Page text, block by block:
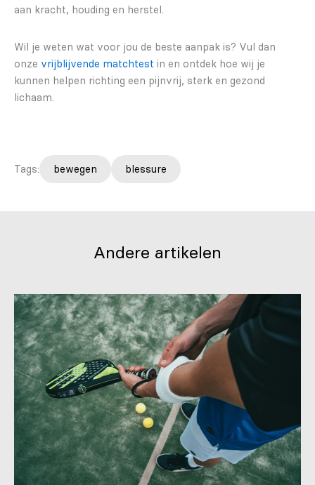
aan kracht, houding en herstel.
Wil je weten wat voor jou de beste aanpak is? Vul dan
onze vrijblijvende matchtest in en ontdek hoe wij je
kunnen helpen richting een pijnvrij, sterk en gezond
lichaam.
Tags: bewegen blessure
Andere artikelen